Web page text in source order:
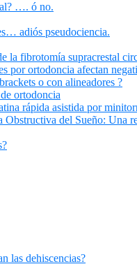
…. ó no.
adiós pseudociencia.
la fibrotomía supracrestal
por ortodoncia afectan
o con alineadores ?
ortodoncia
rápida asistida por
del Sueño: Una
las dehiscencias?